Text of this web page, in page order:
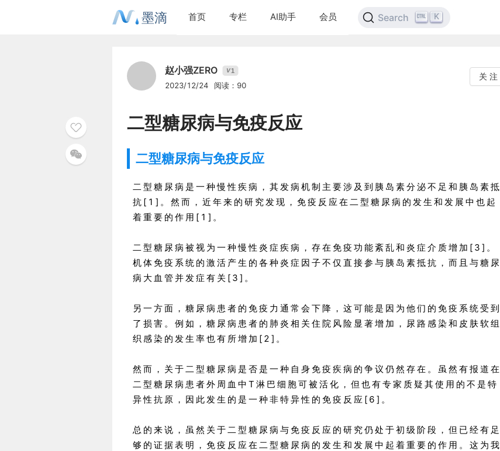
墨滴 首页 专栏 AI助手 会员 Search K
赵小强ZERO V1
2023/12/24 阅读：90
关 注
二型糖尿病与免疫反应
二型糖尿病与免疫反应
二型糖尿病是一种慢性疾病，其发病机制主要涉及到胰岛素分泌不足和胰岛素抵
抗[1]。然而，近年来的研究发现，免疫反应在二型糖尿病的发生和发展中也起
着重要的作用[1]。
二型糖尿病被视为一种慢性炎症疾病，存在免疫功能紊乱和炎症介质增加[3]。
机体免疫系统的激活产生的各种炎症因子不仅直接参与胰岛素抵抗，而且与糖尿
病大血管并发症有关[3]。
另一方面，糖尿病患者的免疫力通常会下降，这可能是因为他们的免疫系统受到
了损害。例如，糖尿病患者的肺炎相关住院风险显著增加，尿路感染和皮肤软组
织感染的发生率也有所增加[2]。
然而，关于二型糖尿病是否是一种自身免疫疾病的争议仍然存在。虽然有报道在
二型糖尿病患者外周血中T淋巴细胞可被活化，但也有专家质疑其使用的不是特
异性抗原，因此发生的是一种非特异性的免疫反应[6]。
总的来说，虽然关于二型糖尿病与免疫反应的研究仍处于初级阶段，但已经有足
够的证据表明，免疫反应在二型糖尿病的发生和发展中起着重要的作用。这为我